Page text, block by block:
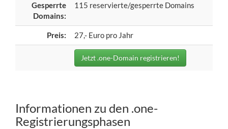
Gesperrte
Domains:
115 reservierte/gesperrte Domains
Preis: 27,- Euro pro Jahr
Jetzt .one-Domain registrieren!
Informationen zu den .one-
Registrierungsphasen